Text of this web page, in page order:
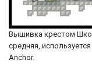
Вышивка крестом
средняя,
Anchor.